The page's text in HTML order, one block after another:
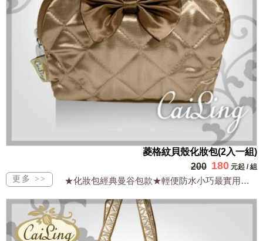
菱格紋貝殼化妝包(2入一組)
200 180 元起 /組
★化妝包經典曼谷包款★輕便防水小巧最實用★一式二入超值特價中